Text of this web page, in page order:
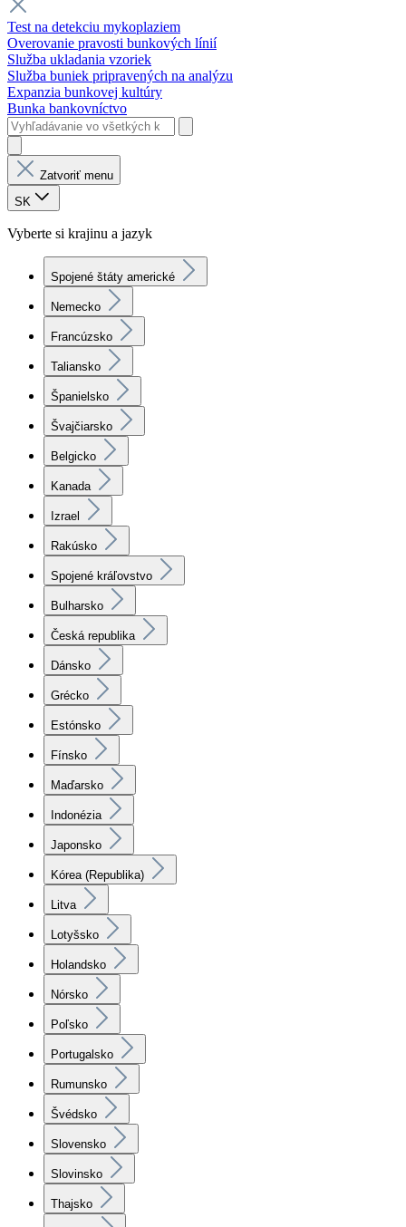
Test na detekciu mykoplaziem
Overovanie pravosti bunkových línií
Služba ukladania vzoriek
Služba buniek pripravených na analýzu
Expanzia bunkovej kultúry
Bunka bankovníctvo
Zatvoriť menu
SK
Vyberte si krajinu a jazyk
Spojené štáty americké
Nemecko
Francúzsko
Taliansko
Španielsko
Švajčiarsko
Belgicko
Kanada
Izrael
Rakúsko
Spojené kráľovstvo
Bulharsko
Česká republika
Dánsko
Grécko
Estónsko
Fínsko
Maďarsko
Indonézia
Japonsko
Kórea (Republika)
Litva
Lotyšsko
Holandsko
Nórsko
Poľsko
Portugalsko
Rumunsko
Švédsko
Slovensko
Slovinsko
Thajsko